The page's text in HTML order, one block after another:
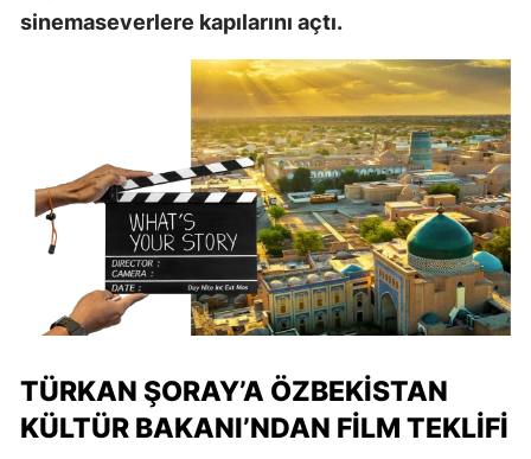
sinemaseverlere kapılarını açtı.
TÜRKAN ŞORAY’A ÖZBEKISTAN
KÜLTÜR BAKANI’NDAN FILM TEKLIFI